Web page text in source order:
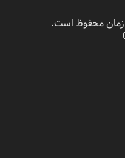
زمان محفوظ است.